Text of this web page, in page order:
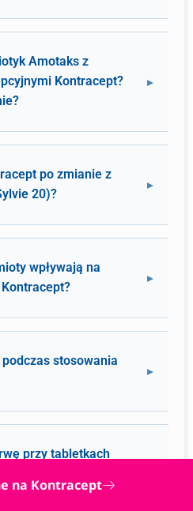
Amotaks z
Kontracept?
po zmianie z
20)?
wpływają na
stosowania
przy tabletkach
na Kontracept